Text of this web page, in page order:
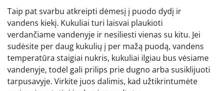
Taip pat svarbu atkreipti dėmesį į puodo dydį ir
vandens kiekį. Kukuliai turi laisvai plaukioti
verdančiame vandenyje ir nesiliesti vienas su kitu. Jei
sudėsite per daug kukulių į per mažą puodą, vandens
temperatūra staigiai nukris, kukuliai ilgiau bus vėsiame
vandenyje, todėl gali prilips prie dugno arba susiklijuoti
tarpusavyje. Virkite juos dalimis, kad užtikrintumėte